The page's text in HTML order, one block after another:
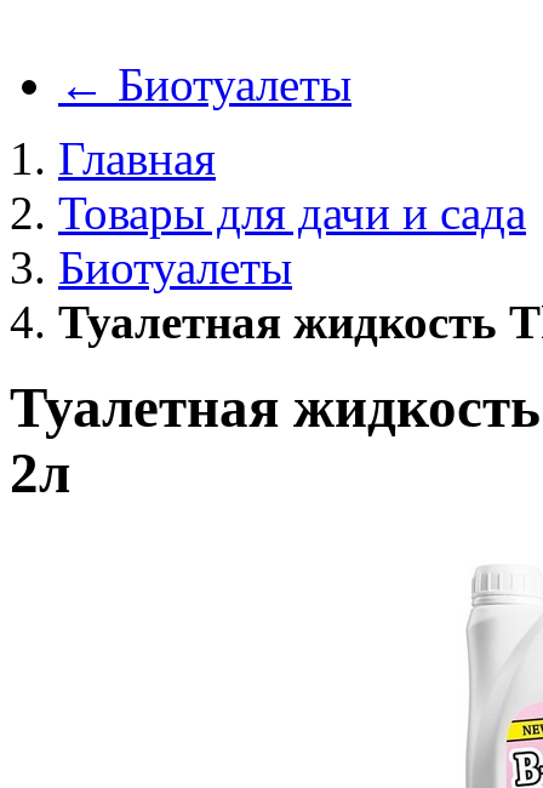
← Биотуалеты
Главная
Товары для дачи и сада
Биотуалеты
Туалетная жидкость
Туалетная
2л